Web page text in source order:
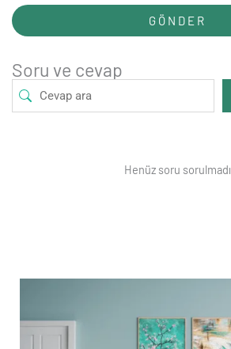
GÖNDER
Soru ve cevap
Henüz soru sorulmadı